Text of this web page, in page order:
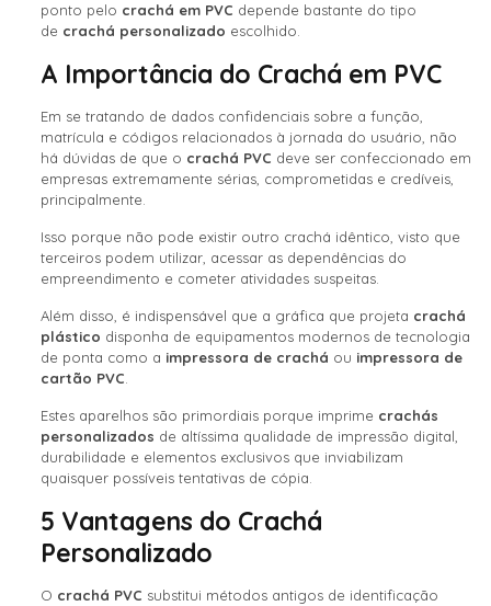
ponto pelo crachá em PVC depende bastante do tipo
de crachá personalizado escolhido.
A Importância do Crachá em PVC
Em se tratando de dados confidenciais sobre a função,
matrícula e códigos relacionados à jornada do usuário, não
há dúvidas de que o crachá PVC deve ser confeccionado em
empresas extremamente sérias, comprometidas e credíveis,
principalmente.
Isso porque não pode existir outro crachá idêntico, visto que
terceiros podem utilizar, acessar as dependências do
empreendimento e cometer atividades suspeitas.
Além disso, é indispensável que a gráfica que projeta crachá
plástico disponha de equipamentos modernos de tecnologia
de ponta como a impressora de crachá ou impressora de
cartão PVC
Estes aparelhos são primordiais porque imprime crachás
personalizados de altíssima qualidade de impressão digital,
durabilidade e elementos exclusivos que inviabilizam
quaisquer possíveis tentativas de cópia.
5 Vantagens do Crachá
Personalizado
O crachá PVC substitui métodos antigos de identificação